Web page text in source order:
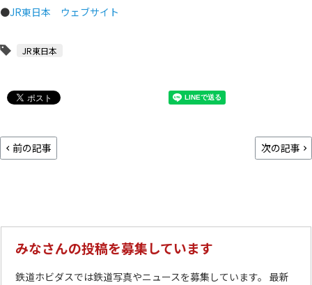
●JR東日本 ウェブサイト
JR東日本
前の記事 次の記事
みなさんの投稿を募集しています
鉄道ホビダスでは鉄道写真やニュースを募集しています。 最新